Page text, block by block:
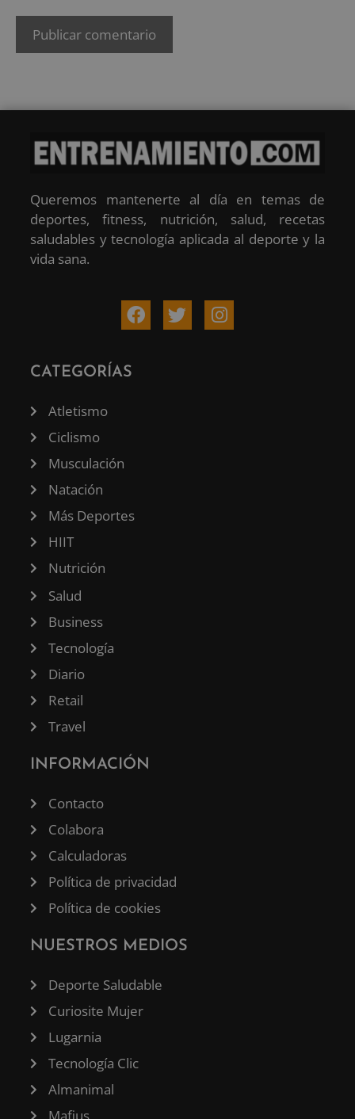
Queremos mantenerte al día en temas de
deportes, fitness, nutrición, salud, recetas
saludables y tecnología aplicada al deporte y la
vida sana.
CATEGORÍAS
Atletismo
Ciclismo
Musculación
Natación
Más Deportes
HIIT
Nutrición
Salud
Business
Tecnología
Diario
Retail
Travel
INFORMACIÓN
Contacto
Colabora
Calculadoras
Política de privacidad
Política de cookies
NUESTROS MEDIOS
Deporte Saludable
Curiosite Mujer
Lugarnia
Tecnología Clic
Almanimal